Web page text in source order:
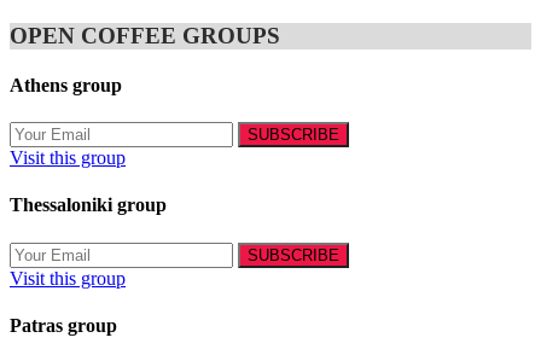
OPEN COFFEE GROUPS
Athens group
Visit this group
Thessaloniki group
Visit this group
Patras group